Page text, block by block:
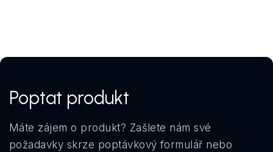
Poptat produkt
Máte zájem o produkt? Zašlete nám své
požadavky skrze poptávkový formulář nebo